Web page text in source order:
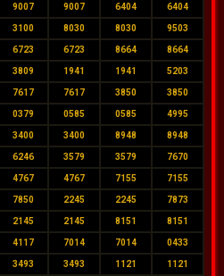
9007 9007 6404 6404
3100 8030 8030 9503
6723 6723 8664 8664
3809 1941 1941 5203
7617 7617 3850 3850
0379 0585 0585 4995
3400 3400 8948 8948
6246 3579 3579 7670
4767 4767 7155 7155
7850 2245 2245 7873
2145 2145 8151 8151
4117 7014 7014 0433
3493 3493 1121 1121